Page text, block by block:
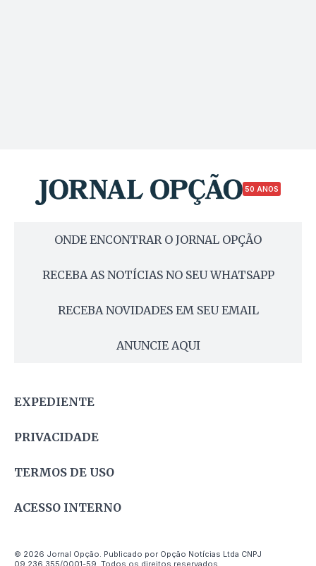
50 ANOS
ONDE ENCONTRAR O JORNAL OPÇÃO
RECEBA AS NOTÍCIAS NO SEU WHATSAPP
RECEBA NOVIDADES EM SEU EMAIL
ANUNCIE AQUI
EXPEDIENTE
PRIVACIDADE
TERMOS DE USO
ACESSO INTERNO
© 2026 Jornal Opção. Publicado por Opção Notícias Ltda CNPJ
09.236.355/0001-59. Todos os direitos reservados.